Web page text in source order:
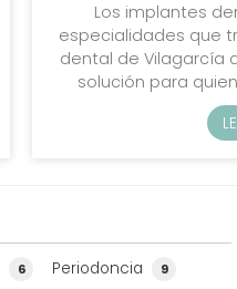
6 Periodoncia 9
Los implantes
especialidades que
dental de Vilagarcía
solución para
dientes, pero es
realizar este
decisión.